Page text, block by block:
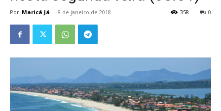
Por Maricá Já - 8 de janeiro de 2018 0
358